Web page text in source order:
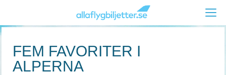
FEM FAVORITER I
ALPERNA